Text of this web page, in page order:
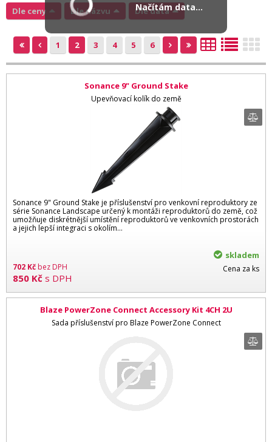
Dle ceny Dle názvu Dle data
1 2 3 4 5 6
Sonance 9" Ground Stake
Upevňovací kolík do země
Sonance 9" Ground Stake je příslušenství pro venkovní reproduktory ze
série Sonance Landscape určený k montáži reproduktorů do země, což
umožňuje diskrétnější umístění reproduktorů ve venkovních prostorách
a jejich lepší integraci s okolím…
702 Kčbez DPH
850 Kč s DPH
skladem
Cena za ks
Blaze PowerZone Connect Accessory Kit 4CH 2U
Sada příslušenství pro Blaze PowerZone Connect
Načítám data...